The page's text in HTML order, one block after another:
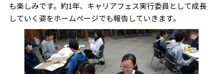
も楽しみです。約1年、キャリアフェス実行委員として成長
していく姿をホームページでも報告していきます。